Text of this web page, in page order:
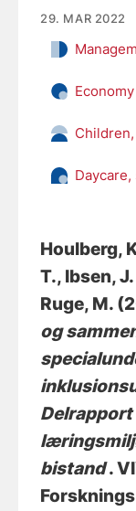
29. MAR 2022
Houlberg,
T., Ibsen,
Ruge, M.
og
Delrapport
bistand.